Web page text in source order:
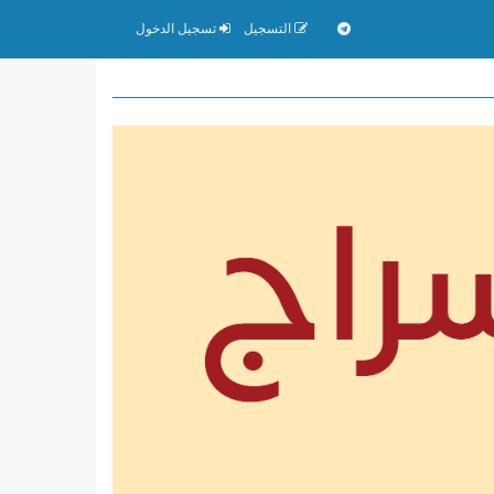
التسجيل تسجيل الدخول